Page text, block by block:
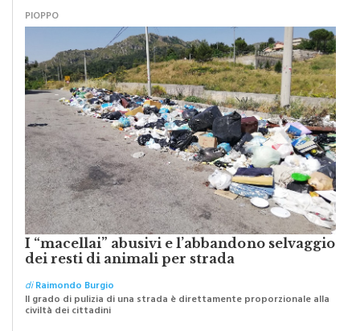
I “macellai” abusivi e l’abbandono selvaggio
dei resti di animali per strada
diRaimondo Burgio